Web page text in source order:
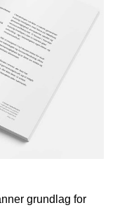
grundlag for